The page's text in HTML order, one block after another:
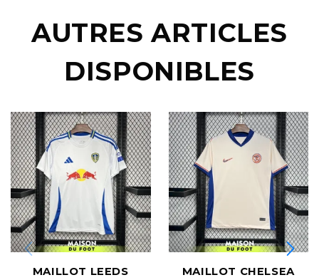
AUTRES ARTICLES
DISPONIBLES
MAILLOT LEEDS
MAILLOT CHELSEA